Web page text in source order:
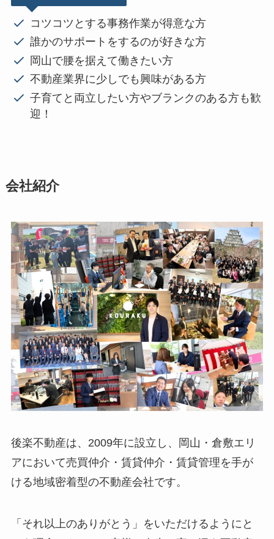
コツコツとする事務作業が得意な方
誰かのサポートをするのが好きな方
岡山で腰を据えて働きたい方
不動産業界に少しでも興味がある方
子育てと両立したい方やブランクのある方も歓
迎！
会社紹介
後楽不動産は、2009年に設立し、岡山・倉敷エリ
アにおいて売買仲介・賃貸仲介・賃貸管理を手が
ける地域密着型の不動産会社です。
「それ以上のありがとう」をいただけるようにと